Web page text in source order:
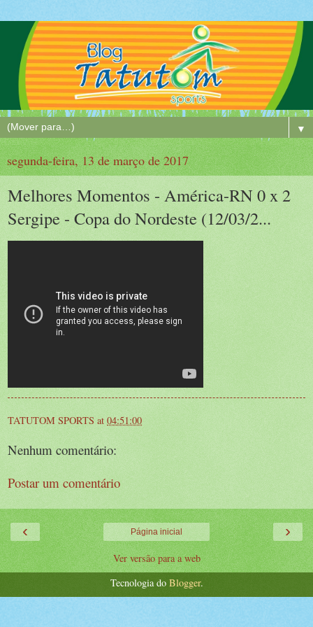
▼
segunda-feira, 13 de março de 2017
Melhores Momentos - América-RN 0 x 2
Sergipe - Copa do Nordeste (12/03/2...
TATUTOM SPORTS at 04:51:00
Nenhum comentário:
Postar um comentário
‹ ›
Página inicial
Ver versão para a web
Tecnologia do Blogger.